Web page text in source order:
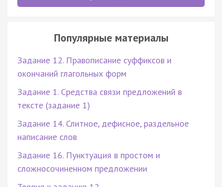
Популярные материалы
Задание 12. Правописание суффиксов и
окончаний глагольных форм
Задание 1. Средства связи предложений в
тексте (задание 1)
Задание 14. Слитное, дефисное, раздельное
написание слов
Задание 16. Пунктуация в простом и
сложносочиненном предложении